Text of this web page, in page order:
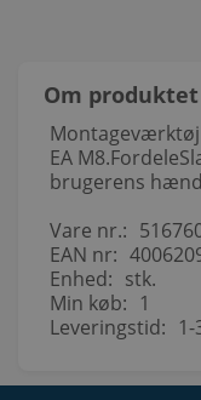
Om produktet
Montageværktøj
EA
brugerens
Vare nr.:
EAN nr:
Enhed: stk.
Min køb: 1
Leveringstid: